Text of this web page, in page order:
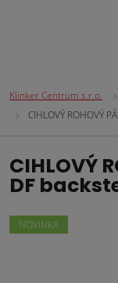
Klinker Centrum s.r.o.
CIHLOVÝ ROHOVÝ
CIHLOVÝ
DF
NOVINKA